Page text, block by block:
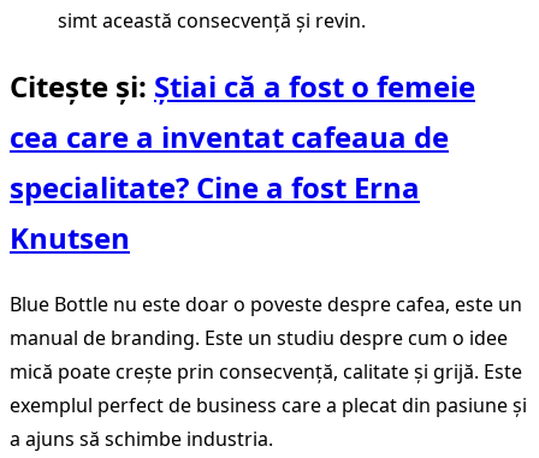
simt această consecvență și revin.
Citește și: Știai că a fost o femeie
cea care a inventat cafeaua de
specialitate? Cine a fost Erna
Knutsen
Blue Bottle nu este doar o poveste despre cafea, este un
manual de branding. Este un studiu despre cum o idee
mică poate crește prin consecvență, calitate și grijă. Este
exemplul perfect de business care a plecat din pasiune și
a ajuns să schimbe industria.